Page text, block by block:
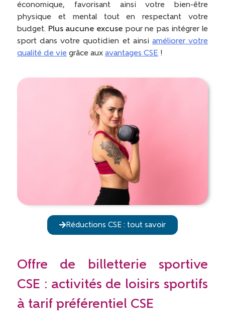
économique, favorisant ainsi votre bien-être
physique et mental tout en respectant votre
budget. Plus aucune excusepour ne pas intégrer le
sport dans votre quotidien et ainsi améliorer votre
qualité de vie grâce aux avantages CSE !
Réductions CSE : tout savoir
Offre de billetterie sportive
CSE : activités de loisirs sportifs
à tarif préférentiel CSE